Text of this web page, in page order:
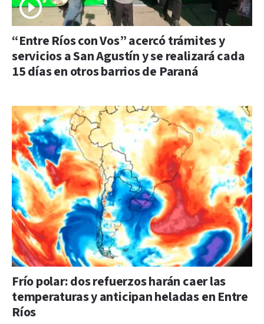
“Entre Ríos con Vos” acercó trámites y
servicios a San Agustín y se realizará cada
15 días en otros barrios de Paraná
Frío polar: dos refuerzos harán caer las
temperaturas y anticipan heladas en Entre
Ríos